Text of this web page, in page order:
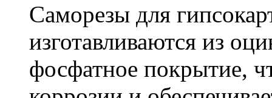
Саморезы для
изготавливаются из
фосфатное покрытие,